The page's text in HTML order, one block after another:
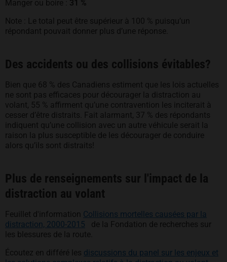
Manger ou boire : 31 %
Note : Le total peut être supérieur à 100 % puisqu’un
répondant pouvait donner plus d’une réponse.
Des accidents ou des collisions évitables?
Bien que 68 % des Canadiens estiment que les lois actuelles
ne sont pas efficaces pour décourager la distraction au
volant, 55 % affirment qu’une contravention les inciterait à
cesser d’être distraits. Fait alarmant, 37 % des répondants
indiquent qu’une collision avec un autre véhicule serait la
raison la plus susceptible de les décourager de conduire
alors qu’ils sont distraits!
Plus de renseignements sur l'impact de la
distraction au volant
Feuillet d'information Collisions mortelles causées par la
distraction, 2000-2015 s’ouvre dans un nouvel onglet
de la Fondation de recherches sur
les blessures de la route.
Écoutez en différé les discussions du panel sur les enjeux et